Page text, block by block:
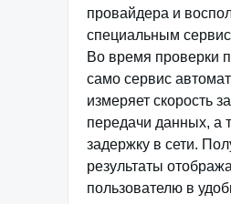
провайдера и
специальным
Во время проверки
само сервис
измеряет скорость
передачи данных, а
задержку в сети.
результаты
пользователю в